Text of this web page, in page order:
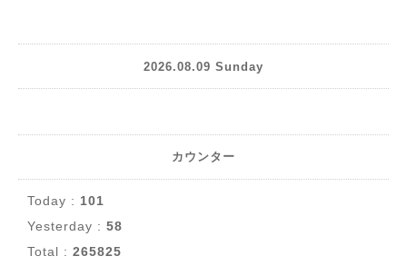
2026.08.09 Sunday
カウンター
Today : 101
Yesterday : 58
Total : 265825